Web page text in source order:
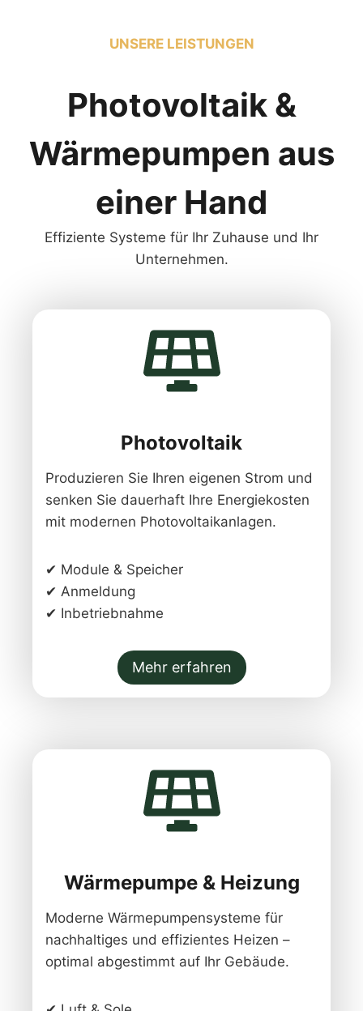
UNSERE LEISTUNGEN
Photovoltaik &
Wärmepumpen aus
einer Hand
Effiziente Systeme für Ihr Zuhause und Ihr
Unternehmen.
Photovoltaik
Produzieren Sie Ihren eigenen Strom und
senken Sie dauerhaft Ihre Energiekosten
mit modernen Photovoltaikanlagen.
✔ Module & Speicher
✔ Anmeldung
✔ Inbetriebnahme
Mehr erfahren
Wärmepumpe & Heizung
Moderne Wärmepumpensysteme für
nachhaltiges und effizientes Heizen –
optimal abgestimmt auf Ihr Gebäude.